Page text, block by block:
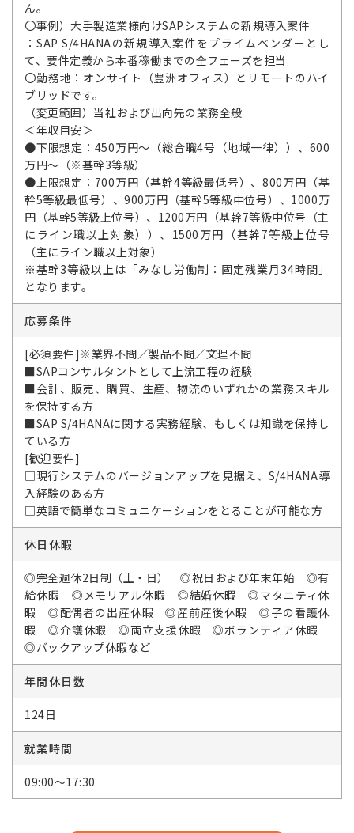
ん。
〇事例）大手製造業様向けSAPシステムの新規導入案件
：SAP S/4HANAの新規導入案件をプライムベンダーとし
て、要件定義から本番稼働までの全フェーズを担当
〇勤務地：オンサイト（豊洲オフィス）とリモートのハイ
ブリッドです。
（変更範囲）当社および出向先の業務全般
＜年収目安＞
●下限想定：450万円～（総合職4号（地域一律））、600
万円～（※基幹3等級）
●上限想定：700万円（基幹4等級最低号）、800万円（基
幹5等級最低号）、900万円（基幹5等級中位号）、1000万
円（基幹5等級上位号）、1200万円（基幹7等級中位号（主
にライン職以上対象））、1500万円（基幹7等級上位号
（主にライン職以上対象）
※基幹3等級以上は「みなし労働制：固定残業月34時間」
となります。
応募条件
[必須要件]※業界不問／製品不問／文理不問
■SAPコンサルタントとして上流工程の経験
■会計、販売、購買、生産、物流のいずれかの業務スキル
を保持する方
■SAP S/4HANAに関する実務経験、もしくは知識を保持し
ている方
[歓迎要件]
□現行システムのバージョンアップを見据え、S/4HANA導
入経験のある方
□英語で簡単なコミュニケーションをとることが可能な方
休日休暇
◎完全週休2日制（土・日） ◎祝日および年末年始 ◎有
給休暇 ◎メモリアル休暇 ◎結婚休暇 ◎マタニティ休
暇 ◎配偶者の出産休暇 ◎産前産後休暇 ◎子の看護休
暇 ◎介護休暇 ◎両立支援休暇 ◎ボランティア休暇
◎バックアップ休暇など
年間休日数
124日
就業時間
09:00～17:30